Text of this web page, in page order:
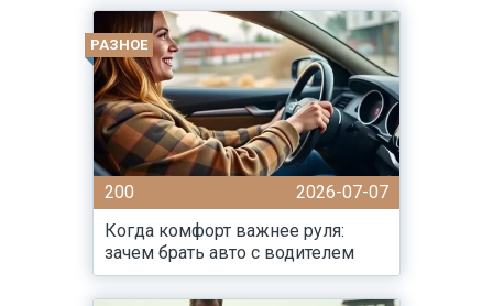
РАЗНОЕ
200
2026-07-07
Когда комфорт важнее руля:
зачем брать авто с водителем